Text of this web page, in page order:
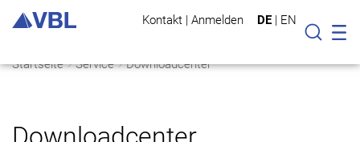
Kontakt | Anmelden DE | EN
Suche
Startseite Service Downloadcenter